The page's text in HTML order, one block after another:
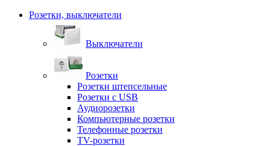
Розетки, выключатели
Выключатели
Розетки
Розетки штепсельные
Розетки с USB
Аудиорозетки
Компьютерные розетки
Телефонные розетки
TV-розетки